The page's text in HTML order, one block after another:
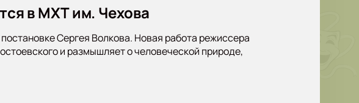
в МХТ им. Чехова
Сергея Волкова. Новая работа режиссера
и размышляет о человеческой природе,